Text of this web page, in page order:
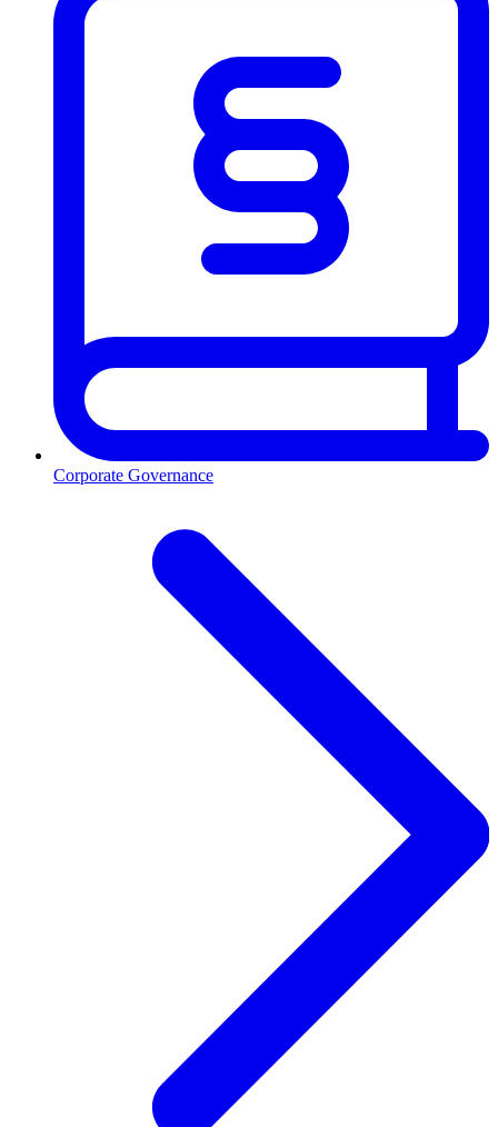
Corporate Governance